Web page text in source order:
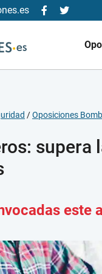
/Oposiciones
supera
este